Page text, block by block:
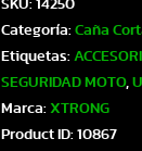
GUANTES
DAMA
NEGRO-
ROSADO
S
|
SKU: 14250
Categoría: Caña
Etiquetas:
SEGURIDAD MOTO,
Marca: XTRONG
Product ID: 10867